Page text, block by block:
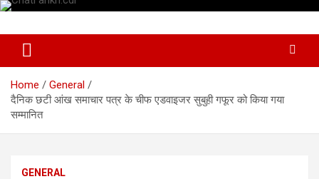
Skip
content
Chatiankh
Home
General
दैनिक छटी आंख समाचार पत्र के चीफ एडवाइजर सुबुही गफूर को किया गया
सम्मानित
GENERAL